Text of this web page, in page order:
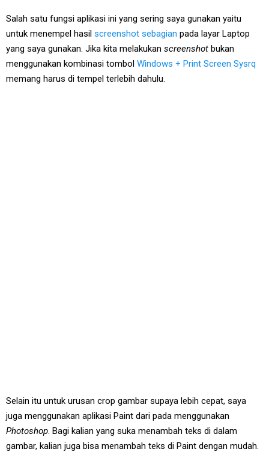
Salah satu fungsi aplikasi ini yang sering saya gunakan yaitu
untuk menempel hasil screenshot sebagian pada layar Laptop
yang saya gunakan. Jika kita melakukan screenshot bukan
menggunakan kombinasi tombol Windows + Print Screen Sysrq
memang harus di tempel terlebih dahulu.
Selain itu untuk urusan crop gambar supaya lebih cepat, saya
juga menggunakan aplikasi Paint dari pada menggunakan
Photoshop. Bagi kalian yang suka menambah teks di dalam
gambar, kalian juga bisa menambah teks di Paint dengan mudah.